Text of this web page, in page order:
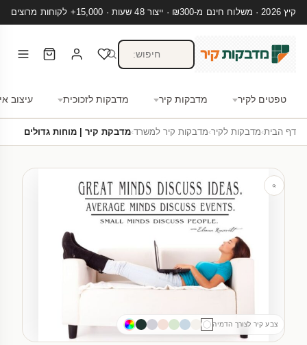
קיץ 2026 · משלוח חינם מ-₪300 · ייצור 48 שעות · 15,000+ לקוחות מרוצים
טפטים לקיר מדבקות קיר מדבקות לזכוכית עיצוב
דף הבית›מדבקות לקיר›מדבקות קיר למשרד›מדבקת קיר | מוחות גדולים
צבע קיר לצורך הדמיה